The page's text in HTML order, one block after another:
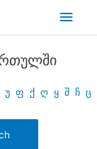
Main
უ ფ ქ ღ ყ შ ჩ ც